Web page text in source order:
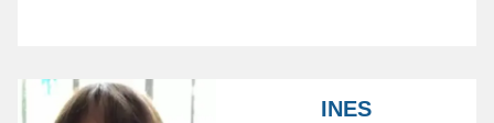
INES